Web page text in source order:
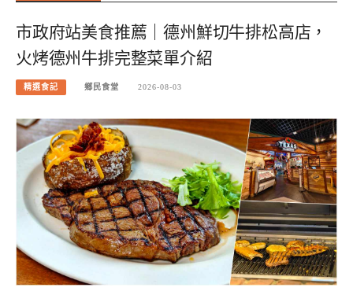
市政府站美食推薦｜德州鮮切牛排松高店，
火烤德州牛排完整菜單介紹
精選食記 鄉民食堂 2026-08-03